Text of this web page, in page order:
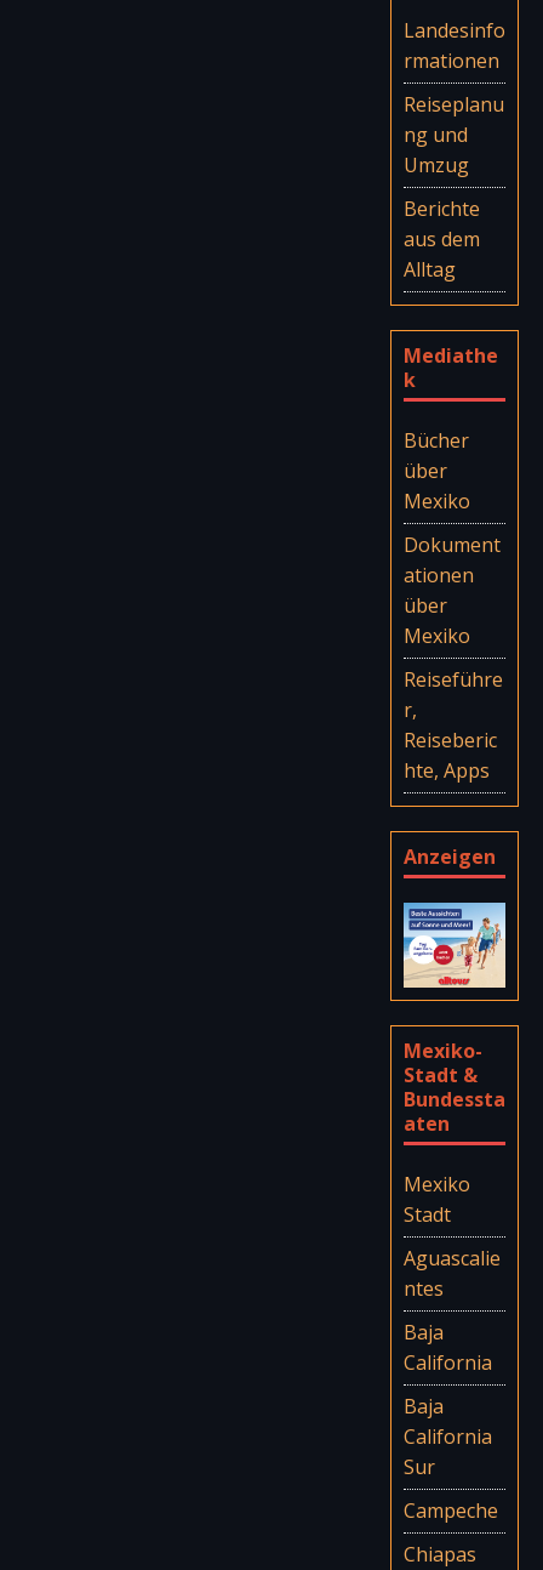
Landesinfo
rmationen
Reiseplanu
ng und
Umzug
Berichte
aus dem
Alltag
Mediathe
k
Bücher
über
Mexiko
Dokument
ationen
über
Mexiko
Reiseführe
r,
Reiseberic
hte, Apps
Anzeigen
Mexiko-
Stadt &
Bundessta
aten
Mexiko
Stadt
Aguascalie
ntes
Baja
California
Baja
California
Sur
Campeche
Chiapas